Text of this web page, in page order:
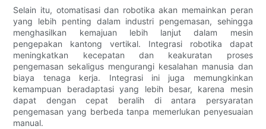
Selain itu, otomatisasi dan robotika akan memainkan peran
yang lebih penting dalam industri pengemasan, sehingga
menghasilkan kemajuan lebih lanjut dalam mesin
pengepakan kantong vertikal. Integrasi robotika dapat
meningkatkan kecepatan dan keakuratan proses
pengemasan sekaligus mengurangi kesalahan manusia dan
biaya tenaga kerja. Integrasi ini juga memungkinkan
kemampuan beradaptasi yang lebih besar, karena mesin
dapat dengan cepat beralih di antara persyaratan
pengemasan yang berbeda tanpa memerlukan penyesuaian
manual.